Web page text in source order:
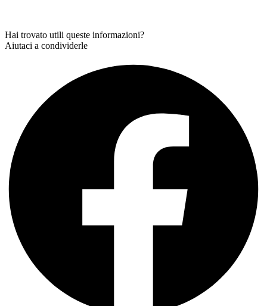
Hai trovato utili queste informazioni?
Aiutaci a condividerle